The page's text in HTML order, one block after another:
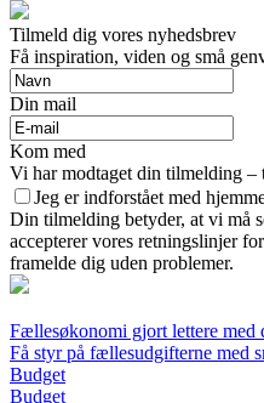
Tilmeld dig vores nyhedsbrev
Få inspiration, viden og små
Din mail
Kom med
Vi har modtaget din tilmelding –
Jeg er indforstået med
Din tilmelding betyder, at vi må
accepterer vores retningslinjer
framelde dig uden problemer.
Fællesøkonomi gjort lettere
Få styr på fællesudgifterne med
Budget
Budget